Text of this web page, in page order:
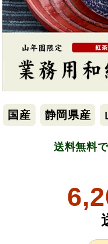
国産 静岡県産
送料無料